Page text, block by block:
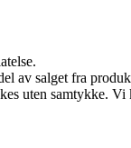
av salget fra
uten samtykke.